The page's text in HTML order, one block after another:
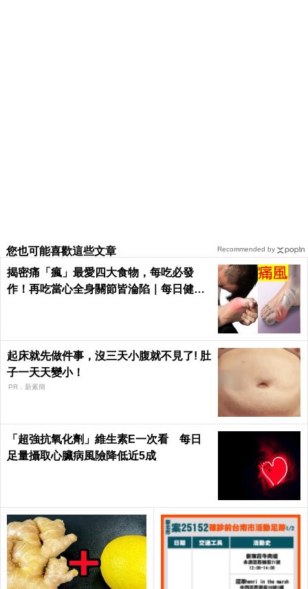
您也可能喜歡這些文章
揭密痛「瘋」最愛四大食物，每吃必發
作！再吃當心全身關節皆淪陷｜每日健康
起床就先做件事，沒三天小腹就不見了! 肚
子一天天變小！
PR．新素簡
「超強抗氧化劑」維生素E一次看 每日
足量攝取心臟病風險降低近5成
Recommended by